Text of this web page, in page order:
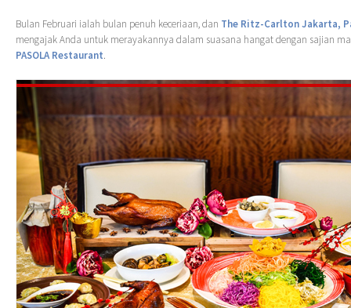
Bulan Februari ialah bulan penuh keceriaan, dan The Ritz-Carlton Jakarta,
mengajak Anda untuk merayakannya dalam suasana hangat dengan sajian
PASOLA Restaurant.